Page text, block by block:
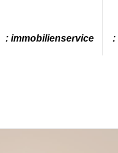
immobilienservice